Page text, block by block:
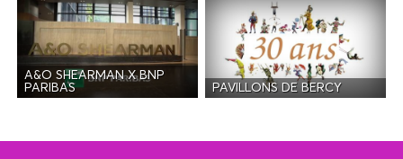
A&O SHEARMAN X BNP
PARIBAS
PAVILLONS DE BERCY